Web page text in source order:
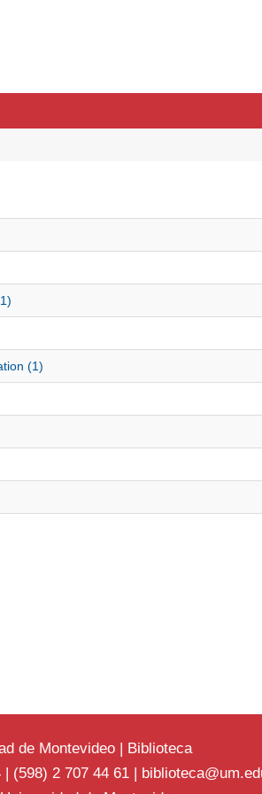
(1)
de Montevideo | Biblioteca
(598) 2 707 44 61 |